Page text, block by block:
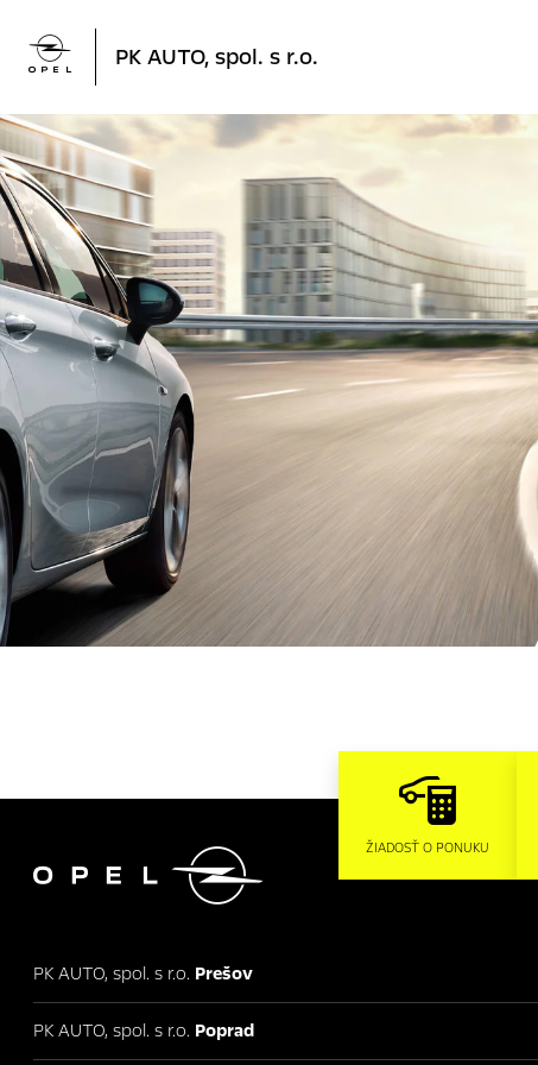
 PK AUTO, spol. s r.o.
 ŽIADOSŤ O PONUKU
PK AUTO, spol. s r.o. Prešov
PK AUTO, spol. s r.o. Poprad